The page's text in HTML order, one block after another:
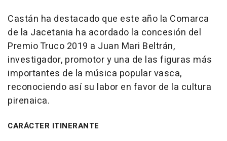
Castán ha destacado que este año la Comarca
de la Jacetania ha acordado la concesión del
Premio Truco 2019 a Juan Mari Beltrán,
investigador, promotor y una de las figuras más
importantes de la música popular vasca,
reconociendo así su labor en favor de la cultura
pirenaica.
CARÁCTER ITINERANTE